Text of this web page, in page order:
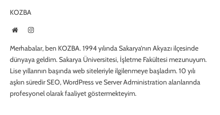
KOZBA
WebsiteInstagram
Merhabalar, ben KOZBA. 1994 yılında Sakarya’nın Akyazı ilçesinde
dünyaya geldim. Sakarya Üniversitesi, İşletme Fakültesi mezunuyum.
Lise yıllarının başında web siteleriyle ilgilenmeye başladım. 10 yılı
aşkın süredir SEO, WordPress ve Server Administration alanlarında
profesyonel olarak faaliyet göstermekteyim.